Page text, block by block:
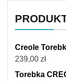
Creole
239,00 zł
Torebka